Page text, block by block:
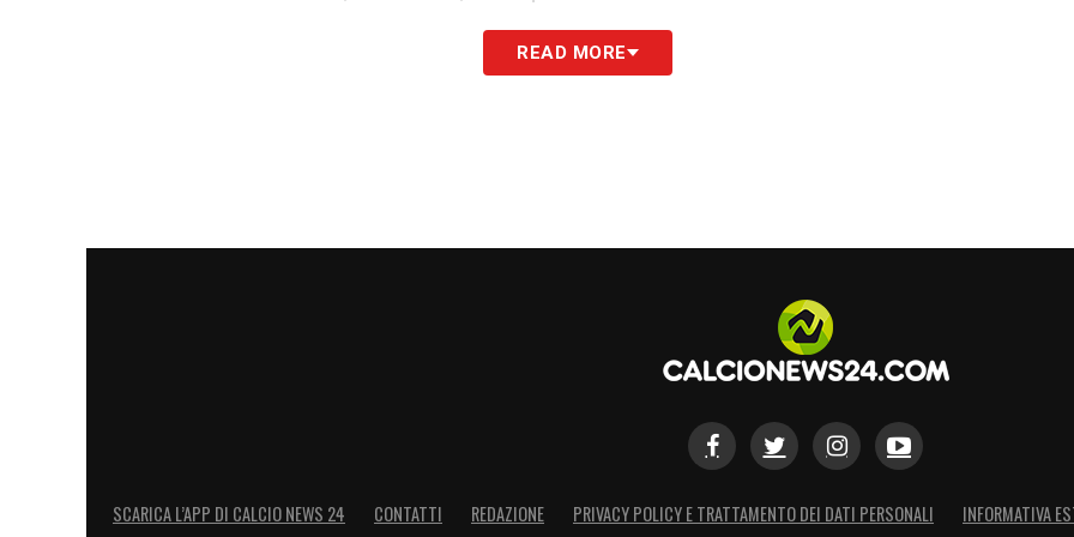
LA PLAYLIST DELLE NOSTRE TOP NEWSREAD MORE
SCARICA L’APP DI CALCIO NEWS 24 CONTATTI REDAZIONE PRIVACY POLICY E TRATTAMENTO DEI DATI PERSONALI INFORMATIVA